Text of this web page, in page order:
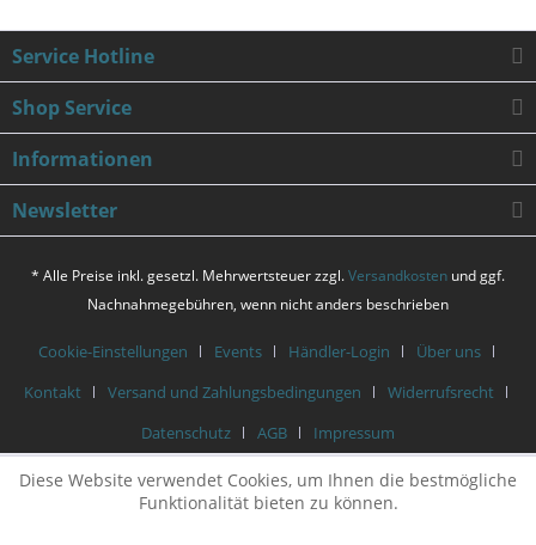
Service Hotline
Shop Service
Informationen
Newsletter
* Alle Preise inkl. gesetzl. Mehrwertsteuer zzgl.Versandkosten und ggf.
Nachnahmegebühren, wenn nicht anders beschrieben
Cookie-Einstellungen Events Händler-Login
Über uns
Kontakt
Versand und Zahlungsbedingungen
Widerrufsrecht
Datenschutz
AGB Impressum
Diese Website verwendet Cookies, um Ihnen die bestmögliche
Funktionalität bieten zu können.